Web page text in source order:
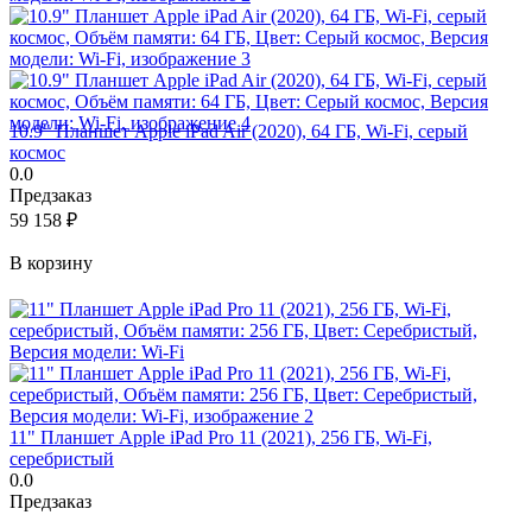
10.9" Планшет Apple iPad Air (2020), 64 ГБ, Wi-Fi, серый
космос
0.0
Предзаказ
59 158 ₽
В корзину
11" Планшет Apple iPad Pro 11 (2021), 256 ГБ, Wi-Fi,
серебристый
0.0
Предзаказ